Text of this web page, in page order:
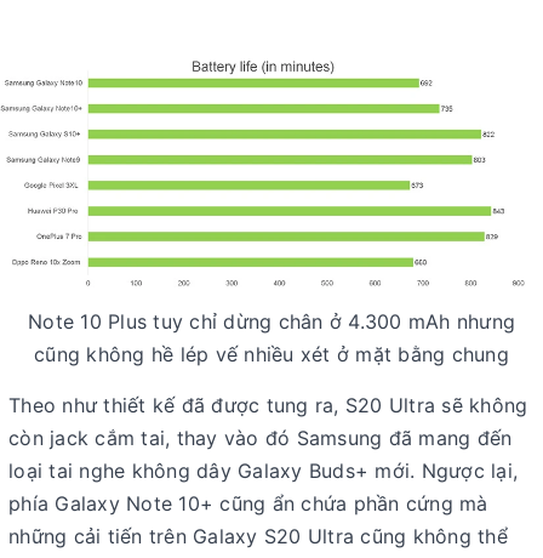
Note 10 Plus tuy chỉ dừng chân ở 4.300 mAh nhưng
cũng không hề lép vế nhiều xét ở mặt bằng chung
Theo như thiết kế đã được tung ra, S20 Ultra sẽ không
còn jack cắm tai, thay vào đó Samsung đã mang đến
loại tai nghe không dây Galaxy Buds+ mới. Ngược lại,
phía Galaxy Note 10+ cũng ẩn chứa phần cứng mà
những cải tiến trên Galaxy S20 Ultra cũng không thể